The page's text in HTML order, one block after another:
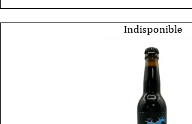
Indisponible